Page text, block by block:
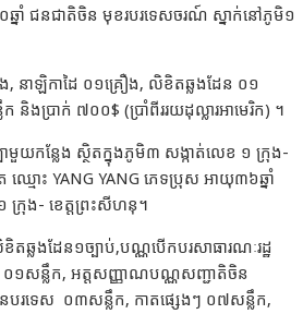
ាំ ជនជាតិចិន មុខរបរទេសចរណ៍ ស្នាក់នៅភូមិ១
ង, នាឡិកាដៃ ០១គ្រឿង, លិខិតឆ្លងដែន ០១
ងប្រាក់ ៧០០$ (ប្រាំពីររយដុល្លារអាមេរិក) ។
មួយកន្លែង ស្ថិតក្នុងភូមិ៣ សង្កាត់លេខ ១ ក្រុង-
មោះ YANG YANG ភេទប្រុស អាយុ៣៦ឆ្នាំ
ក្រុង- ខេត្តព្រះសីហនុ។
ឆ្លងដែន១ច្បាប់,បណ្ណបើកបរសាធារណៈរដ្ឋ
០១សន្លឹក, អត្តសញ្ញាណបណ្ណសញ្ជាតិចិន
បរទេស ០៣សន្លឹក, កាតផ្សេងៗ ០៧សន្លឹក,